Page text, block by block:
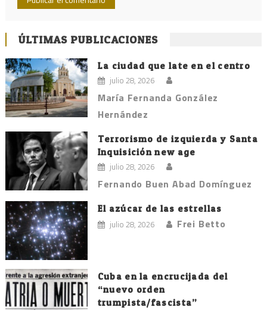
ÚLTIMAS PUBLICACIONES
La ciudad que late en el centro
julio 28, 2026
María Fernanda González
Hernández
Terrorismo de izquierda y Santa
Inquisición new age
julio 28, 2026
Fernando Buen Abad Domínguez
El azúcar de las estrellas
julio 28, 2026 Frei Betto
Cuba en la encrucijada del
“nuevo orden
trumpista/fascista”